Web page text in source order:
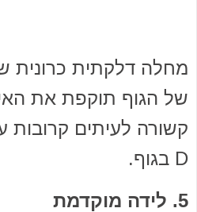
מחלה דלקתית כרונית
של הגוף תוקפת את
קשורה לעיתים קרובות
D בגוף.
5. לידה מוקדמת